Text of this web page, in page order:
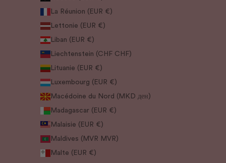
La Réunion (EUR €)
Lettonie (EUR €)
Liban (EUR €)
Liechtenstein (CHF CHF)
Lituanie (EUR €)
Luxembourg (EUR €)
Macédoine du Nord (MKD ден)
Madagascar (EUR €)
Malaisie (EUR €)
Maldives (MVR MVR)
Malte (EUR €)